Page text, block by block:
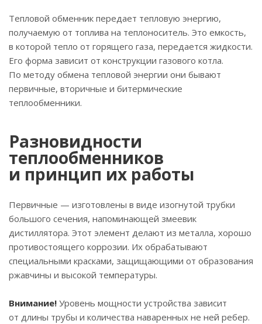
Тепловой обменник передает тепловую энергию,
получаемую от топлива на теплоноситель. Это емкость,
в которой тепло от горящего газа, передается жидкости.
Его форма зависит от конструкции газового котла.
По методу обмена тепловой энергии они бывают
первичные, вторичные и битермические
теплообменники.
Разновидности
теплообменников
и принцип их работы
Первичные — изготовлены в виде изогнутой трубки
большого сечения, напоминающей змеевик
дистиллятора. Этот элемент делают из металла, хорошо
противостоящего коррозии. Их обрабатывают
специальными красками, защищающими от образования
ржавчины и высокой температуры.
Внимание! Уровень мощности устройства зависит
от длины трубы и количества наваренных не ней ребер.